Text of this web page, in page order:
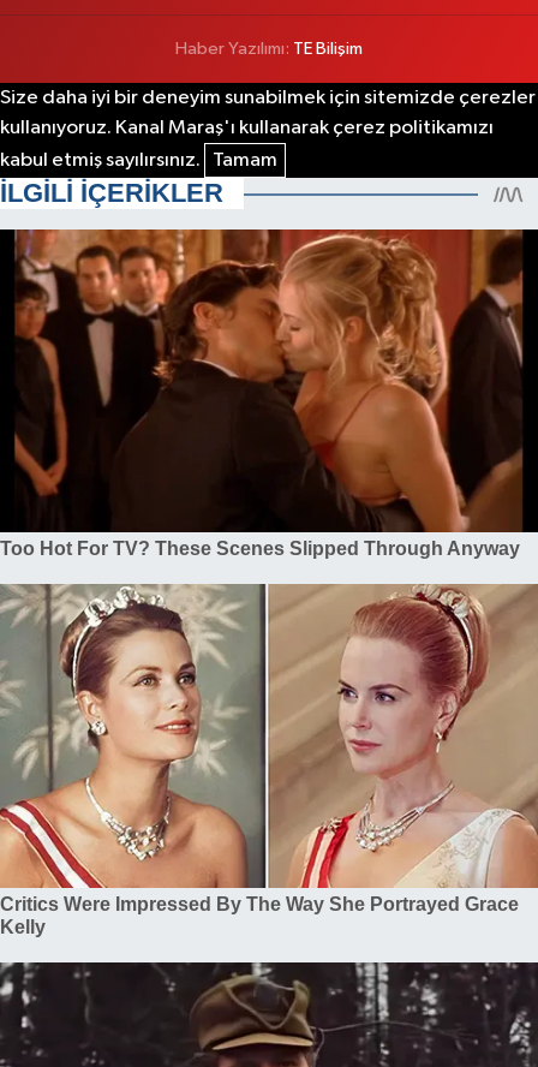
Haber Yazılımı: TE Bilişim
Size daha iyi bir deneyim sunabilmek için sitemizde çerezler
kullanıyoruz. Kanal Maraş'ı kullanarak çerez politikamızı
kabul etmiş sayılırsınız.
Tamam